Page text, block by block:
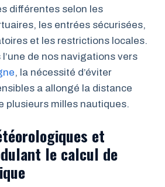
différentes selon les
les entrées sécurisées,
et les restrictions locales.
de nos navigations vers
, la nécessité d’éviter
a allongé la distance
plusieurs milles nautiques.
et
le calcul de